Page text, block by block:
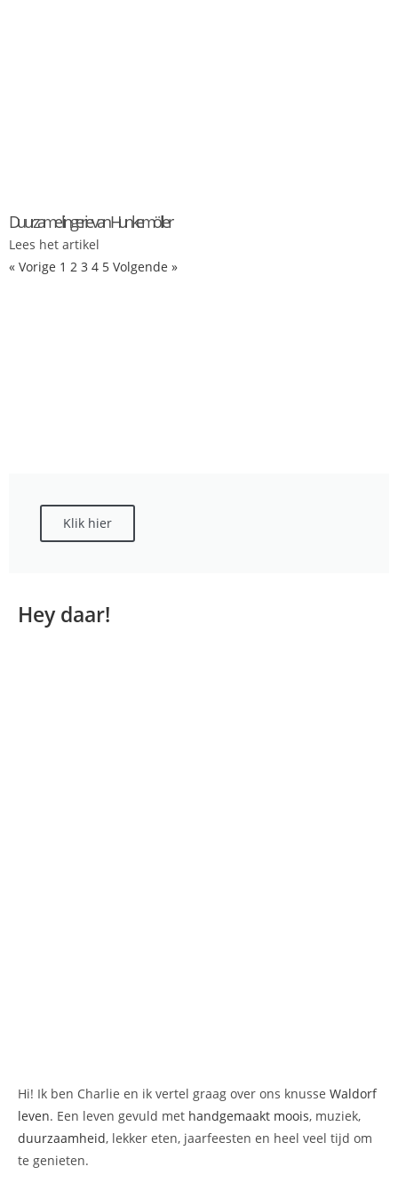
Duurzame lingerie van Hunkemöller
Lees het artikel
« Vorige 1 2 3 4 5 Volgende »
Klik hier
Hey daar!
Hi! Ik ben Charlie en ik vertel graag over ons knusse Waldorf
leven. Een leven gevuld met handgemaakt moois, muziek,
duurzaamheid, lekker eten, jaarfeesten en heel veel tijd om
te genieten.